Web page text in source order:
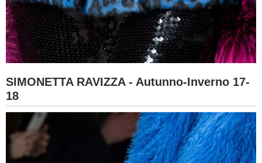
SIMONETTA RAVIZZA - Autunno-Inverno 17-
18